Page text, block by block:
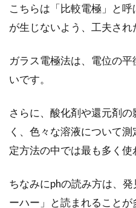
2月14日は
皆さんもよ
節約の
今、電子レ
こちらは「比較電極」と
が生じないよう、工夫され
ガラス電極法は、電位の
いです。
さらに、酸化剤や還元剤
く、色々な溶液について
定方法の中では最も多く使
ちなみにphの読み方は、
ーハー」と読まれること